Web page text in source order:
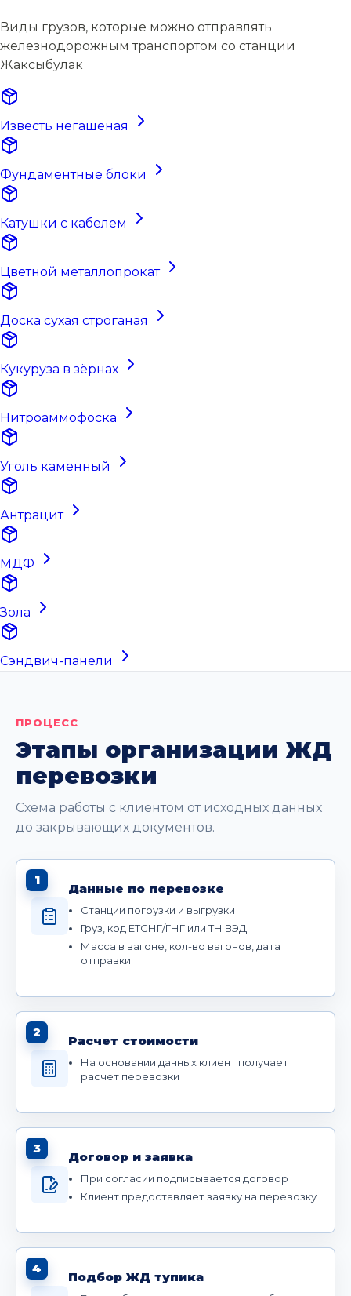
Виды грузов, которые можно отправлять
железнодорожным транспортом со станции
Жаксыбулак
Известь негашеная
Фундаментные блоки
Катушки с кабелем
Цветной металлопрокат
Доска сухая строганая
Кукуруза в зёрнах
Нитроаммофоска
Уголь каменный
Антрацит
МДФ
Зола
Сэндвич-панели
ПРОЦЕСС
Этапы организации ЖД
перевозки
Схема работы с клиентом от исходных данных
до закрывающих документов.
1
Данные по перевозке
Станции погрузки и выгрузки
Груз, код ЕТСНГ/ГНГ или ТН ВЭД
Масса в вагоне, кол-во вагонов, дата
отправки
2
Расчет стоимости
На основании данных клиент получает
расчет перевозки
3
Договор и заявка
При согласии подписывается договор
Клиент предоставляет заявку на перевозку
4
Подбор ЖД тупика